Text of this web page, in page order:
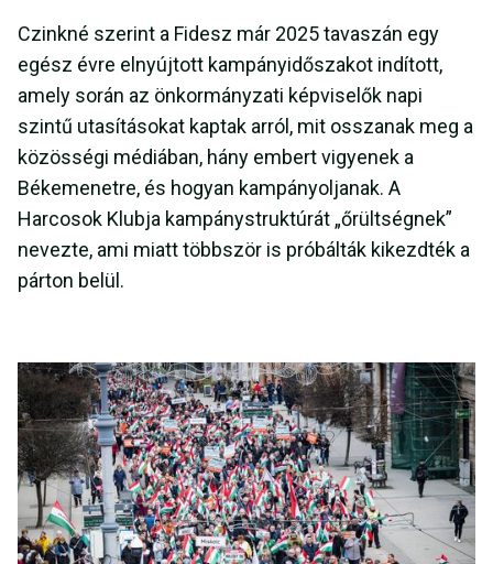
Czinkné szerint a Fidesz már 2025 tavaszán egy
egész évre elnyújtott kampányidőszakot indított,
amely során az önkormányzati képviselők napi
szintű utasításokat kaptak arról, mit osszanak meg a
közösségi médiában, hány embert vigyenek a
Békemenetre, és hogyan kampányoljanak. A
Harcosok Klubja kampánystruktúrát „őrültségnek”
nevezte, ami miatt többször is próbálták kikezdték a
párton belül.